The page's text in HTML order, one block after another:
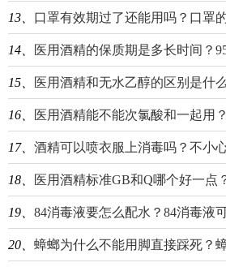
13、 口罩有效期过了还能用吗？口罩的
14、 医用酒精的保质期是多长时间？95的酒精和75
15、 医用酒精和无水乙醇的区别是什么？医用
16、 医用酒精能不能次氯酸和一起用？医用酒精可
17、 酒精可以喷衣服上消毒吗？不小心喝了
18、 医用酒精标准GB和Q哪个好一点？95的医
19、 84消毒液要怎么配水？84消毒液可
20、 蟑螂为什么不能用脚直接踩死？蟑螂